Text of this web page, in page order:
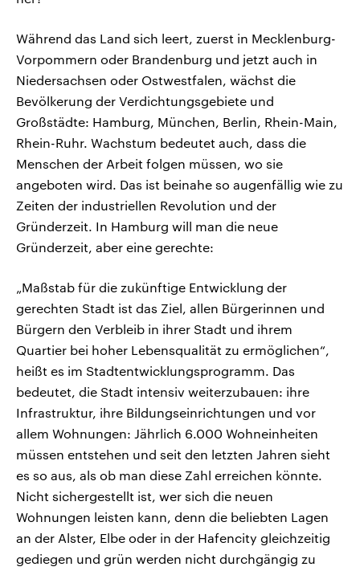
Während das Land sich leert, zuerst in Mecklenburg-
Vorpommern oder Brandenburg und jetzt auch in
Niedersachsen oder Ostwestfalen, wächst die
Bevölkerung der Verdichtungsgebiete und
Großstädte: Hamburg, München, Berlin, Rhein-Main,
Rhein-Ruhr. Wachstum bedeutet auch, dass die
Menschen der Arbeit folgen müssen, wo sie
angeboten wird. Das ist beinahe so augenfällig wie zu
Zeiten der industriellen Revolution und der
Gründerzeit. In Hamburg will man die neue
Gründerzeit, aber eine gerechte:
„Maßstab für die zukünftige Entwicklung der
gerechten Stadt ist das Ziel, allen Bürgerinnen und
Bürgern den Verbleib in ihrer Stadt und ihrem
Quartier bei hoher Lebensqualität zu ermöglichen“,
heißt es im Stadtentwicklungsprogramm. Das
bedeutet, die Stadt intensiv weiterzubauen: ihre
Infrastruktur, ihre Bildungseinrichtungen und vor
allem Wohnungen: Jährlich 6.000 Wohneinheiten
müssen entstehen und seit den letzten Jahren sieht
es so aus, als ob man diese Zahl erreichen könnte.
Nicht sichergestellt ist, wer sich die neuen
Wohnungen leisten kann, denn die beliebten Lagen
an der Alster, Elbe oder in der Hafencity gleichzeitig
gediegen und grün werden nicht durchgängig zu